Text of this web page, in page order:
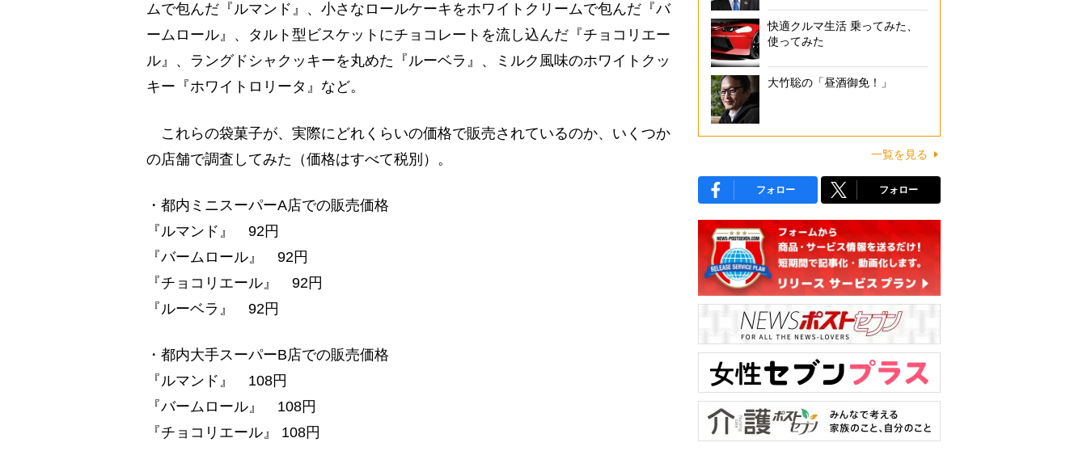
ムで包んだ『ルマンド』、小さなロールケーキをホワイトクリームで包んだ『バ
ームロール』、タルト型ビスケットにチョコレートを流し込んだ『チョコリエー
ル』、ラングドシャクッキーを丸めた『ルーベラ』、ミルク風味のホワイトクッ
キー『ホワイトロリータ』など。
これらの袋菓子が、実際にどれくらいの価格で販売されているのか、いくつか
の店舗で調査してみた（価格はすべて税別）。
・都内ミニスーパーA店での販売価格
『ルマンド』 92円
『バームロール』 92円
『チョコリエール』 92円
『ルーベラ』 92円
・都内大手スーパーB店での販売価格
『ルマンド』 108円
『バームロール』 108円
『チョコリエール』 108円
快適クルマ生活 乗ってみた、
使ってみた
大竹聡の「昼酒御免！」
一覧を見る
フォロー フォロー